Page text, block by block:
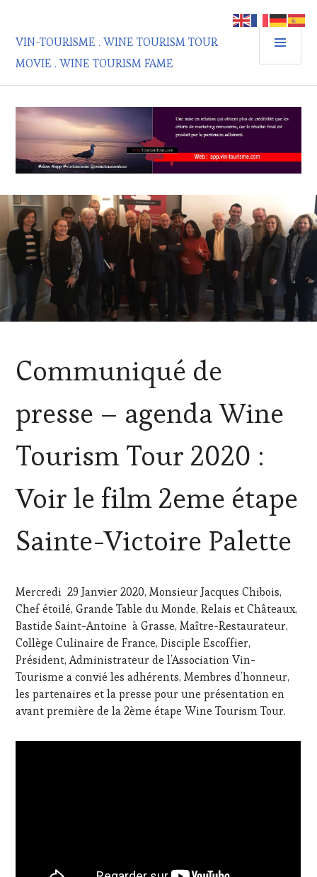
contenu
principal
VIN-TOURISME . WINE TOURISM TOUR
MOVIE . WINE TOURISM FAME
CLUB
TASTING
VOUCHER,
DE-
PROVENCE,
VITICOLE,
ADHÉRENT,
TOURISME,
EDITION
DU
VIN
ET
DE
LA
HAUTE
GASTRONOMIE
FRANÇAISE,
MÉDIAS,
PRESSE
Communiqué de
presse – agenda Wine
Tourism Tour 2020 :
Voir le film 2eme étape
Sainte-Victoire Palette
Mercredi 29 Janvier 2020, Monsieur Jacques Chibois,
Chef étoilé, Grande Table du Monde, Relais et Châteaux,
Bastide Saint-Antoine à Grasse, Maître-Restaurateur,
Collège Culinaire de France, Disciple Escoffier,
Président, Administrateur de l’Association Vin-
Tourisme a convié les adhérents, Membres d’honneur,
les partenaires et la presse pour une présentation en
avant première de la 2ème étape Wine Tourism Tour.